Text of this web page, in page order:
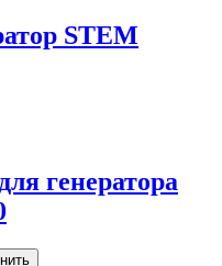
STEM
генератора